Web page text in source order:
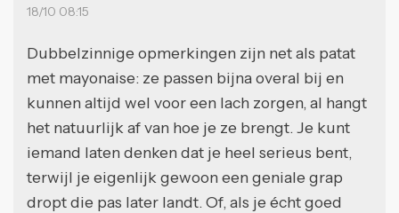
18/10 08:15
Dubbelzinnige opmerkingen zijn net als patat
met mayonaise: ze passen bijna overal bij en
kunnen altijd wel voor een lach zorgen, al hangt
het natuurlijk af van hoe je ze brengt. Je kunt
iemand laten denken dat je heel serieus bent,
terwijl je eigenlijk gewoon een geniale grap
dropt die pas later landt. Of, als je écht goed